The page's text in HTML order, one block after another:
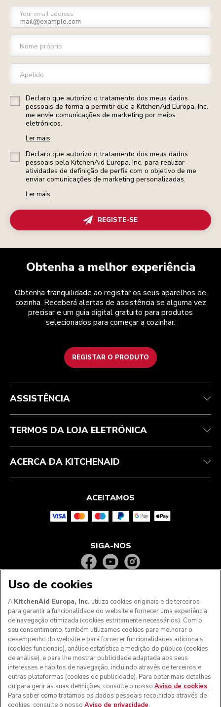
Your email address
Nome próprio
Apelido
Declaro que autorizo o tratamento dos meus dados
pessoais de forma a permitir que a KitchenAid Europa, Inc.
me envie comunicações de marketing por meios
eletrónicos.
Ler mais
Declaro que autorizo o tratamento dos meus dados
pessoais pela KitchenAid Europa, Inc. para realizar
atividades de definição de perfis com o objetivo de me
enviar comunicações de marketing personalizadas.
Ler mais
REGISTE-SE
Obtenha a melhor experiência
Obtenha tranquilidade ao registar os seus aparelhos de
cozinha. Receberá alertas de assistência se alguma vez
precisar e um guia digital gratuito para produtos
selecionados para começar a cozinhar.
REGISTAR O PRODUTO
Health Check
Atendimento ao cliente
Acompanhar a sua encomenda
Garantia e documentos
Perguntas frequentes
Termos e condições
Envio e entrega
Devoluções e reembolsos
Marca
ODR
A marca
A nossa história
ASSISTÊNCIA
TERMOS DA LOJA ELETRÓNICA
ACERCA DA KITCHENAID
ACEITAMOS
SIGA-NOS
Aos clientes nos Açores, Madeira e outros territórios
portugueses: Por favor, contacte a nossa equipa de Apoio
ao Cliente para efetuar a sua encomenda, de forma a
podermos fornecer os custos de envio exatos e aplicar a
taxa de IVA correta
Uso de cookies
A KitchenAid Europa, Inc. utiliza cookies originais e de terceiros
para garantir a funcionalidade do website e fornecer uma experiência
de navegação otimizada (cookies estritamente necessários). Com o
seu consentimento, também utilizamos cookies para melhorar o
desempenho do website e para fornecer funcionalidades adicionais
(cookies funcionais), análise estatística e medição do público (cookies
de análise), e para lhe mostrar publicidade adaptada aos seus
interesses e hábitos de navegação, incluindo através de terceiros e
outras plataformas (cookies de publicidade). Para obter mais detalhes
ou para gerir as suas definições, consulte o nosso Aviso de cookies.
Para saber como tratamos os dados pessoais recolhidos através de